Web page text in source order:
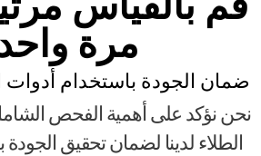
مرة
ضمان الجودة باستخدام
نحن نؤكد على أهمية الفحص
الطلاء لدينا لضمان تحقيق الجودة